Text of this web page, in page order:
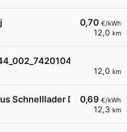
0,70 €/kWh
12,0 km
12,0 km
0,69 €/kWh
12,3 km
Schnelllader DC150kW